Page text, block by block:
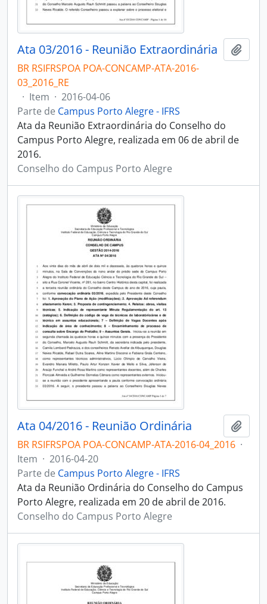
Ata 03/2016 - Reunião Extraordinária
BR RSIFRSPOA POA-CONCAMP-ATA-2016-
03_2016_RE
· Item · 2016-04-06
Parte de Campus Porto Alegre - IFRS
Ata da Reunião Extraordinária do Conselho do
Campus Porto Alegre, realizada em 06 de abril de
2016.
Conselho do Campus Porto Alegre
Ata 04/2016 - Reunião Ordinária
BR RSIFRSPOA POA-CONCAMP-ATA-2016-04_2016 ·
Item · 2016-04-20
Parte de Campus Porto Alegre - IFRS
Ata da Reunião Ordinária do Conselho do Campus
Porto Alegre, realizada em 20 de abril de 2016.
Conselho do Campus Porto Alegre